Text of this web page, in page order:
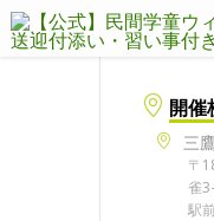
開催
三
〒
雀
駅